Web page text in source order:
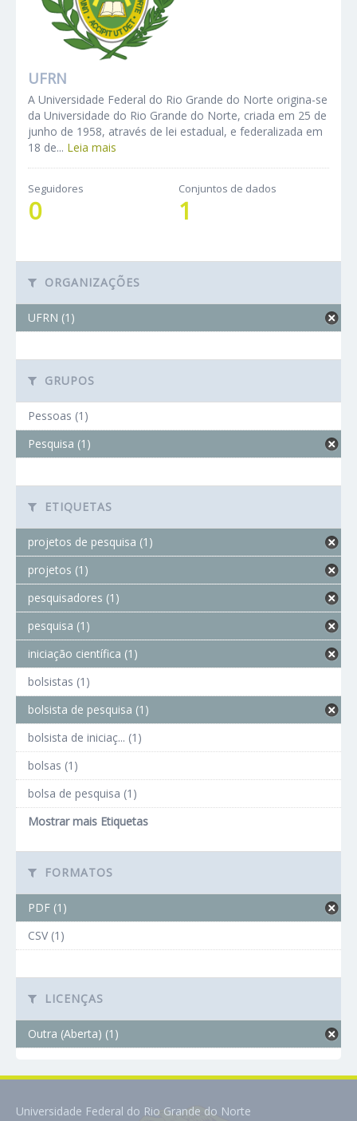
UFRN
A Universidade Federal do Rio Grande do Norte origina-se
da Universidade do Rio Grande do Norte, criada em 25 de
junho de 1958, através de lei estadual, e federalizada em
18 de... Leia mais
Seguidores
0
Conjuntos de dados
1
ORGANIZAÇÕES
UFRN (1)
GRUPOS
Pessoas (1)
Pesquisa (1)
ETIQUETAS
projetos de pesquisa (1)
projetos (1)
pesquisadores (1)
pesquisa (1)
iniciação científica (1)
bolsistas (1)
bolsista de pesquisa (1)
bolsista de iniciaç... (1)
bolsas (1)
bolsa de pesquisa (1)
Mostrar mais Etiquetas
FORMATOS
PDF (1)
CSV (1)
LICENÇAS
Outra (Aberta) (1)
Universidade Federal do Rio Grande do Norte